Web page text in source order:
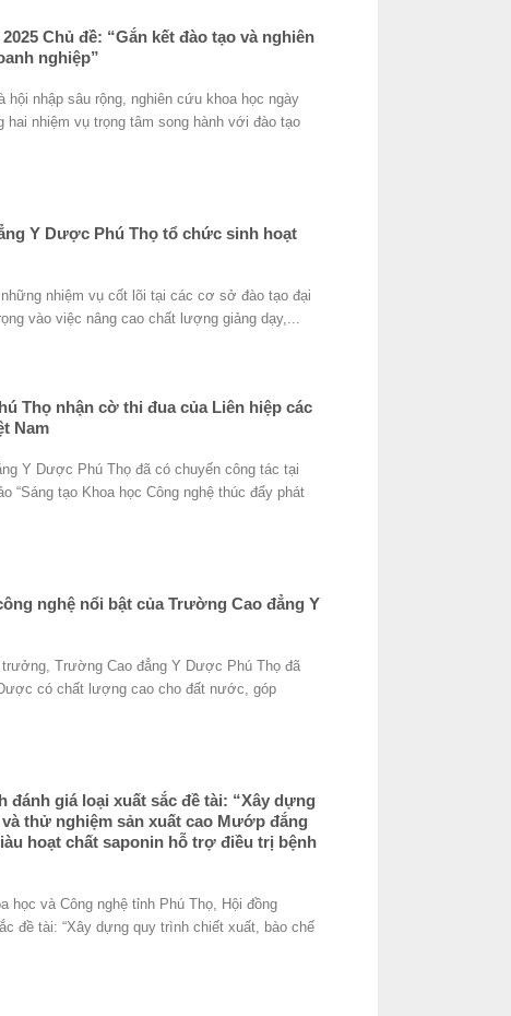
Chủ đề: “Gắn kết đào tạo và nghiên
nghiệp”
hội nhập sâu rộng, nghiên cứu khoa học ngày
nhiệm vụ trọng tâm song hành với đào tạo
Y Dược Phú Thọ tổ chức sinh hoạt
nhiệm vụ cốt lõi tại các cơ sở đào tạo đại
vào việc nâng cao chất lượng giảng dạy,...
Thọ nhận cờ thi đua của Liên hiệp các
Nam
Y Dược Phú Thọ đã có chuyến công tác tại
“Sáng tạo Khoa học Công nghệ thúc đẩy phát
nghệ nổi bật của Trường Cao đẳng Y
Trường Cao đẳng Y Dược Phú Thọ đã
có chất lượng cao cho đất nước, góp
đánh giá loại xuất sắc đề tài: “Xây dựng
thử nghiệm sản xuất cao Mướp đắng
hoạt chất saponin hỗ trợ điều trị bệnh
học và Công nghệ tỉnh Phú Thọ, Hội đồng
đề tài: “Xây dựng quy trình chiết xuất, bào chế